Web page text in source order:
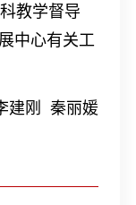
教学督导
中心有关工
建刚 秦丽媛